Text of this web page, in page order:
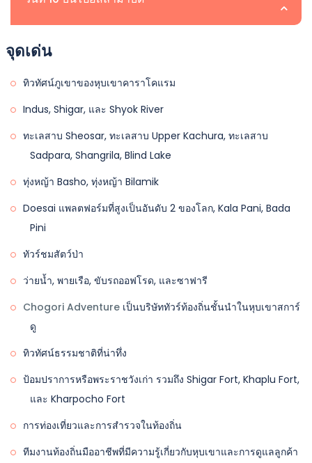
มีอยู่ของสัตว์ป่าทำให้เป็นไปไม่ได้ แม้ในยุคนี้ที่จะอาศัยอยู่ที่นี่
ซึ่งเป็นเหตุผลที่ Deosai ส่วนใหญ่ไม่มีผู้คนอาศัยอยู่ มานาน
Deosai พร้อมกับฝูงสัตว์ของพวกเขา
Deosai มีความเงียบสงัดที่ดังสนั่น เงียบสงัดที่ยาวนานหลาย
ร้อยปี ความเงียบสงัดลึกซึ้งจนกระทั่งเสียงหวีดของมาร์มอต
Deosai ตั้งอยู่บนพรมแดนระหว่าง Karakoram และเทือกเขา
หิมาลัยตะวันตก และไม่มีจุดใดที่ต่ำกว่า 4000 เมตรจากระดับ
น้ำทะเล เป็นเวลานาน 8 เดือน จะถูกปกคลุมด้วยหิมะ ในช่วง
ที่เหลือของปี จะมีดอกไม้สวยงามหลากหลายสีสัน แต่ไม่มี
กิโลเมตร Deosai จะรวมอยู่ในช่วงฤดูร้อนเท่านั้น สำหรับทัวร์
Skardu ที่ไม่รวมฤดูร้อน วัน Deosai จะถูกยกเว้น ควรทราบ
ว่าทัวร์ในฤดูหนาว ฤดูใบไม้ร่วง หรือฤดูใบไม้ผลิไปยัง Skardu
ปกคลุมด้วยหิมะในช่วงเวลาส่วนใหญ่ของปี ยกเว้นฤดูร้อน
ผู้เข้าร่วมทริป 5 วันโดยเครื่องบินไป Skardu จะออกจาก
อิสลามาบัดในวันนี้
หนึ่งในสิ่งที่ไม่เหมือนใครที่สุดเกี่ยวกับหุบเขาบาชูคือจาก
หุบเขานี้ คุณสามารถมองเห็นภูเขาที่สูงที่สุดในโลกสองแห่ง
ปลาและผลไม้หลากหลายชนิดที่เติบโตที่นี่ เช่น แอปริคอท
องุ่น แอปเปิ้ล
สการ์ดู พวกเขาจะบินไปอิสลามาบัดในวันนี้
ไปยัง Bilamik Meadows Bilamik Meadows เป็นที่ตั้งฤดู
ร้อนในหุบเขา Roundo ซึ่งเป็นเพชรที่ยังไม่ถูกค้นพบในหุบ
เขาสการ์ดู สถานที่นี้มีความแปลกใหม่และพิเศษสำหรับค่าย
มื้ออาหาร:รวมอาหารเช้าและอาหารเย็น
หุบเขาบิลามิก และเยี่ยมชมทะเลทรายแคทปานาหลังจากรับ
มื้ออาหาร:รวมอาหารเช้าและอาหารเย็น
สถานที่:Islamabad | ความสูง:540ม
วันสุดท้ายของ Islamabad ถึง Skardu โดยการบินทัวร์ ซึ่ง
สนามบิน Skardu.
ห้องพักในโรงแรมแบบแชร์ 4/3 คนในห้อง
จุดเด่น
ทิวทัศน์ภูเขาของหุบเขาคาราโคแรม
Indus, Shigar, และ Shyok River
ทะเลสาบ Sheosar, ทะเลสาบ Upper Kachura, ทะเลสาบ
Sadpara, Shangrila, Blind Lake
ทุ่งหญ้า Basho, ทุ่งหญ้า Bilamik
Doesai แพลตฟอร์มที่สูงเป็นอันดับ 2 ของโลก, Kala Pani, Bada
Pini
ทัวร์ชมสัตว์ป่า
ว่ายน้ำ, พายเรือ, ขับรถออฟโรด, และซาฟารี
Chogori Adventure เป็นบริษัททัวร์ท้องถิ่นชั้นนำในหุบเขาสการ์
ดู
ทิวทัศน์ธรรมชาติที่น่าทึ่ง
ป้อมปราการหรือพระราชวังเก่า รวมถึง Shigar Fort, Khaplu Fort,
และ Kharpocho Fort
การท่องเที่ยวและการสำรวจในท้องถิ่น
ทีมงานท้องถิ่นมืออาชีพที่มีความรู้เกี่ยวกับหุบเขาและการดูแลลูกค้า